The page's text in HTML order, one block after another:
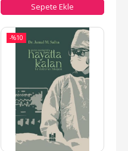
Sepete Ekle
-%10